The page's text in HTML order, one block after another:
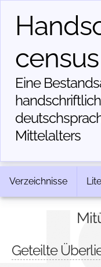
census
Eine
Mittelalters
Verzeichnisse
Geteilte